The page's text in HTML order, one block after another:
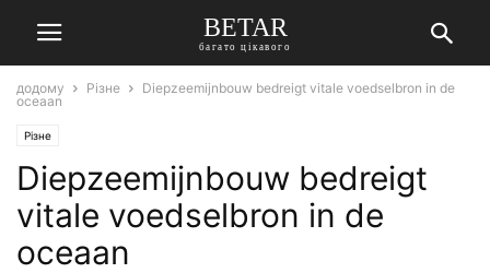
BETAR
багато цікавого
додому Різне
Diepzeemijnbouw bedreigt vitale voedselbron in de
oceaan
Різне
Diepzeemijnbouw bedreigt
vitale voedselbron in de
oceaan